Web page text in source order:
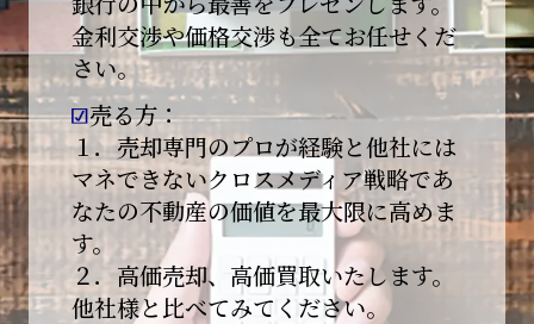
本日より始業いたしました。
昨年は多くのご縁とご支援をいただき、心より
感謝申し上げます。
本年も地域に根ざし、誠実な仕事を積み重ねて
参ります。
引き続きどうぞよろしくお願いいたします。
2025-12-20
【年末年始休業のお知らせ】
金利交渉や価格交渉も全てお任せくだ
さい。
売る方：
１．売却専門のプロが経験と他社には
マネできないクロスメディア戦略であ
なたの不動産の価値を最大限に高めま
す。
２．高価売却、高価買取いたします。
他社様と比べてみてください。